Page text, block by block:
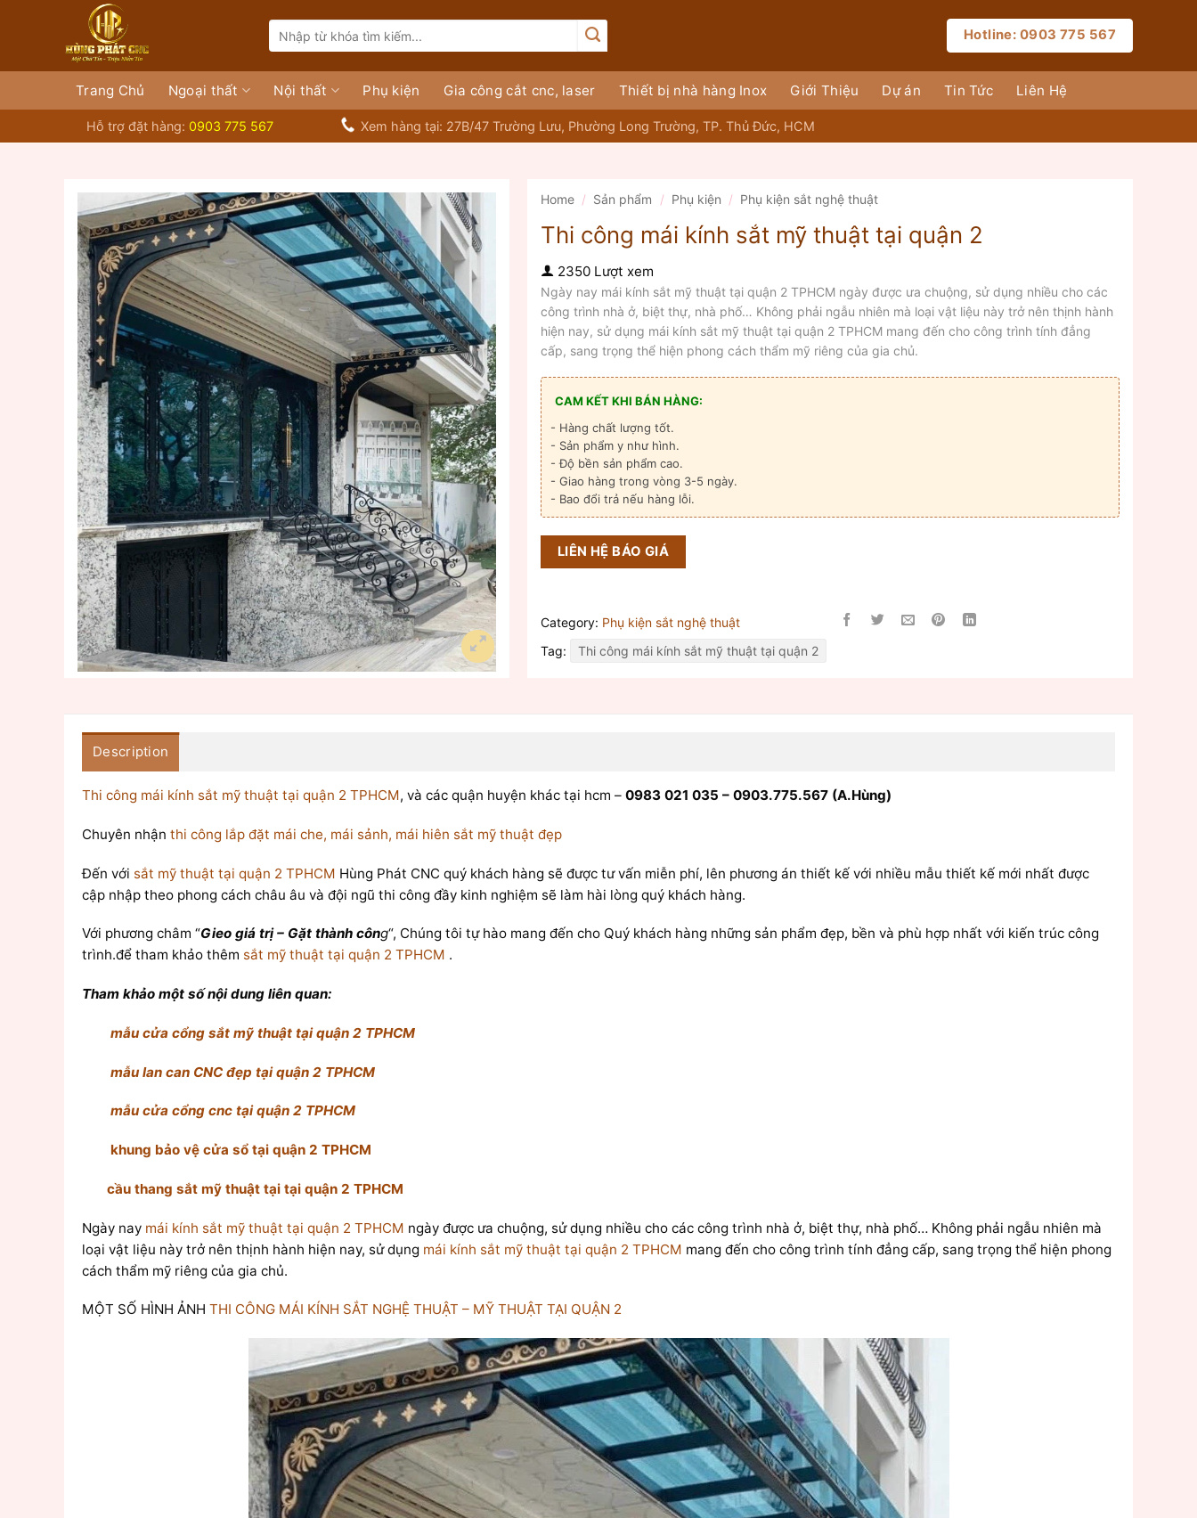
dung
for:
Hotline: 0903 775 567
Trang Chủ Ngoại thất Nội thất Phụ kiện Gia công cắt cnc, laser Thiết bị nhà hàng Inox Giới Thiệu Dự án Tin Tức Liên Hệ
Hỗ trợ đặt hàng: 0903 775 567 Xem hàng tại: 27B/47 Trường Lưu, Phường Long Trường, TP. Thủ Đức, HCM
Home / Sản phẩm / Phụ kiện / Phụ kiện sắt nghệ thuật
Thi công mái kính sắt mỹ thuật tại quận 2
2350 Lượt xem
Ngày nay mái kính sắt mỹ thuật tại quận 2 TPHCM ngày được ưa chuộng, sử dụng nhiều cho các
công trình nhà ở, biệt thự, nhà phố… Không phải ngẫu nhiên mà loại vật liệu này trở nên thịnh hành
hiện nay, sử dụng mái kính sắt mỹ thuật tại quận 2 TPHCM mang đến cho công trình tính đẳng
cấp, sang trọng thể hiện phong cách thẩm mỹ riêng của gia chủ.
CAM KẾT KHI BÁN HÀNG:
- Hàng chất lượng tốt.
- Sản phẩm y như hình.
- Độ bền sản phẩm cao.
- Giao hàng trong vòng 3-5 ngày.
- Bao đổi trả nếu hàng lỗi.
LIÊN HỆ BÁO GIÁ
Category: Phụ kiện sắt nghệ thuật
Tag:
Thi công mái kính sắt mỹ thuật tại quận 2
Description
Thi công mái kính sắt mỹ thuật tại quận 2 TPHCM, và các quận huyện khác tại hcm – 0983 021 035 – 0903.775.567 (A.Hùng)
Chuyên nhận thi công lắp đặt mái che, mái sảnh, mái hiên sắt mỹ thuật đẹp
Đến với sắt mỹ thuật tại quận 2 TPHCM Hùng Phát CNC quý khách hàng sẽ được tư vấn miễn phí, lên phương án thiết kế với nhiều mẫu thiết kế mới nhất được
cập nhập theo phong cách châu âu và đội ngũ thi công đầy kinh nghiệm sẽ làm hài lòng quý khách hàng.
Với phương châm “Gieo giá trị – Gặt thành công“, Chúng tôi tự hào mang đến cho Quý khách hàng những sản phẩm đẹp, bền và phù hợp nhất với kiến trúc công
trình.để tham khảo thêm sắt mỹ thuật tại quận 2 TPHCM .
Tham khảo một số nội dung liên quan:
mẫu cửa cổng sắt mỹ thuật tại quận 2 TPHCM
mẫu lan can CNC đẹp tại quận 2 TPHCM
mẫu cửa cổng cnc tại quận 2 TPHCM
khung bảo vệ cửa sổ tại quận 2 TPHCM
cầu thang sắt mỹ thuật tại tại quận 2 TPHCM
Ngày nay mái kính sắt mỹ thuật tại quận 2 TPHCM ngày được ưa chuộng, sử dụng nhiều cho các công trình nhà ở, biệt thự, nhà phố… Không phải ngẫu nhiên mà
loại vật liệu này trở nên thịnh hành hiện nay, sử dụng mái kính sắt mỹ thuật tại quận 2 TPHCM mang đến cho công trình tính đẳng cấp, sang trọng thể hiện phong
cách thẩm mỹ riêng của gia chủ.
MỘT SỐ HÌNH ẢNH THI CÔNG MÁI KÍNH SẮT NGHỆ THUẬT – MỸ THUẬT TẠI QUẬN 2